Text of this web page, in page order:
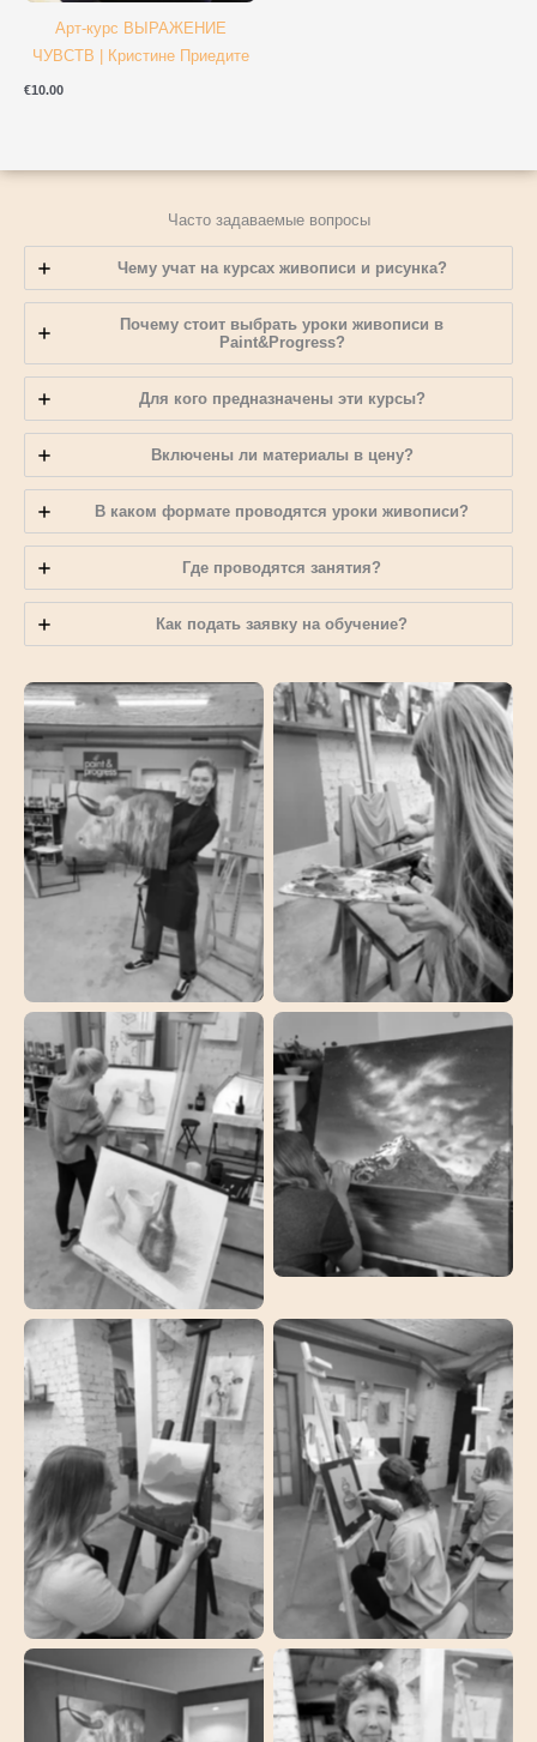
Арт-курс ВЫРАЖЕНИЕ
ЧУВСТВ | Кристине Приедите
€10.00
Часто задаваемые вопросы
Чему учат на курсах живописи и рисунка?
Почему стоит выбрать уроки живописи в
Paint&Progress?
Для кого предназначены эти курсы?
Включены ли материалы в цену?
В каком формате проводятся уроки живописи?
Где проводятся занятия?
Как подать заявку на обучение?